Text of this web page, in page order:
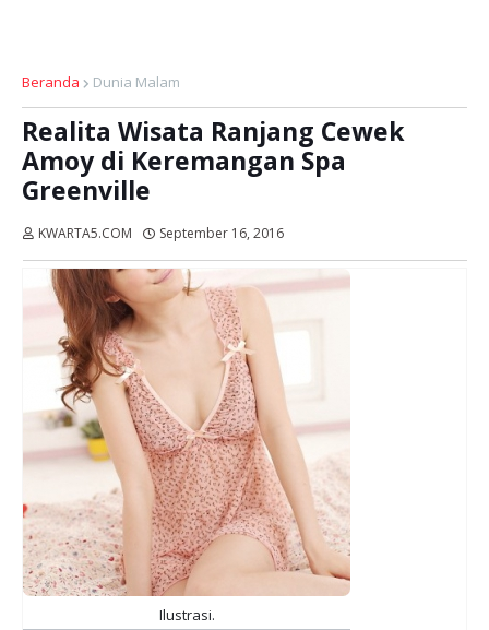
Beranda Dunia Malam
Realita Wisata Ranjang Cewek
Amoy di Keremangan Spa
Greenville
KWARTA5.COM September 16, 2016
Ilustrasi.